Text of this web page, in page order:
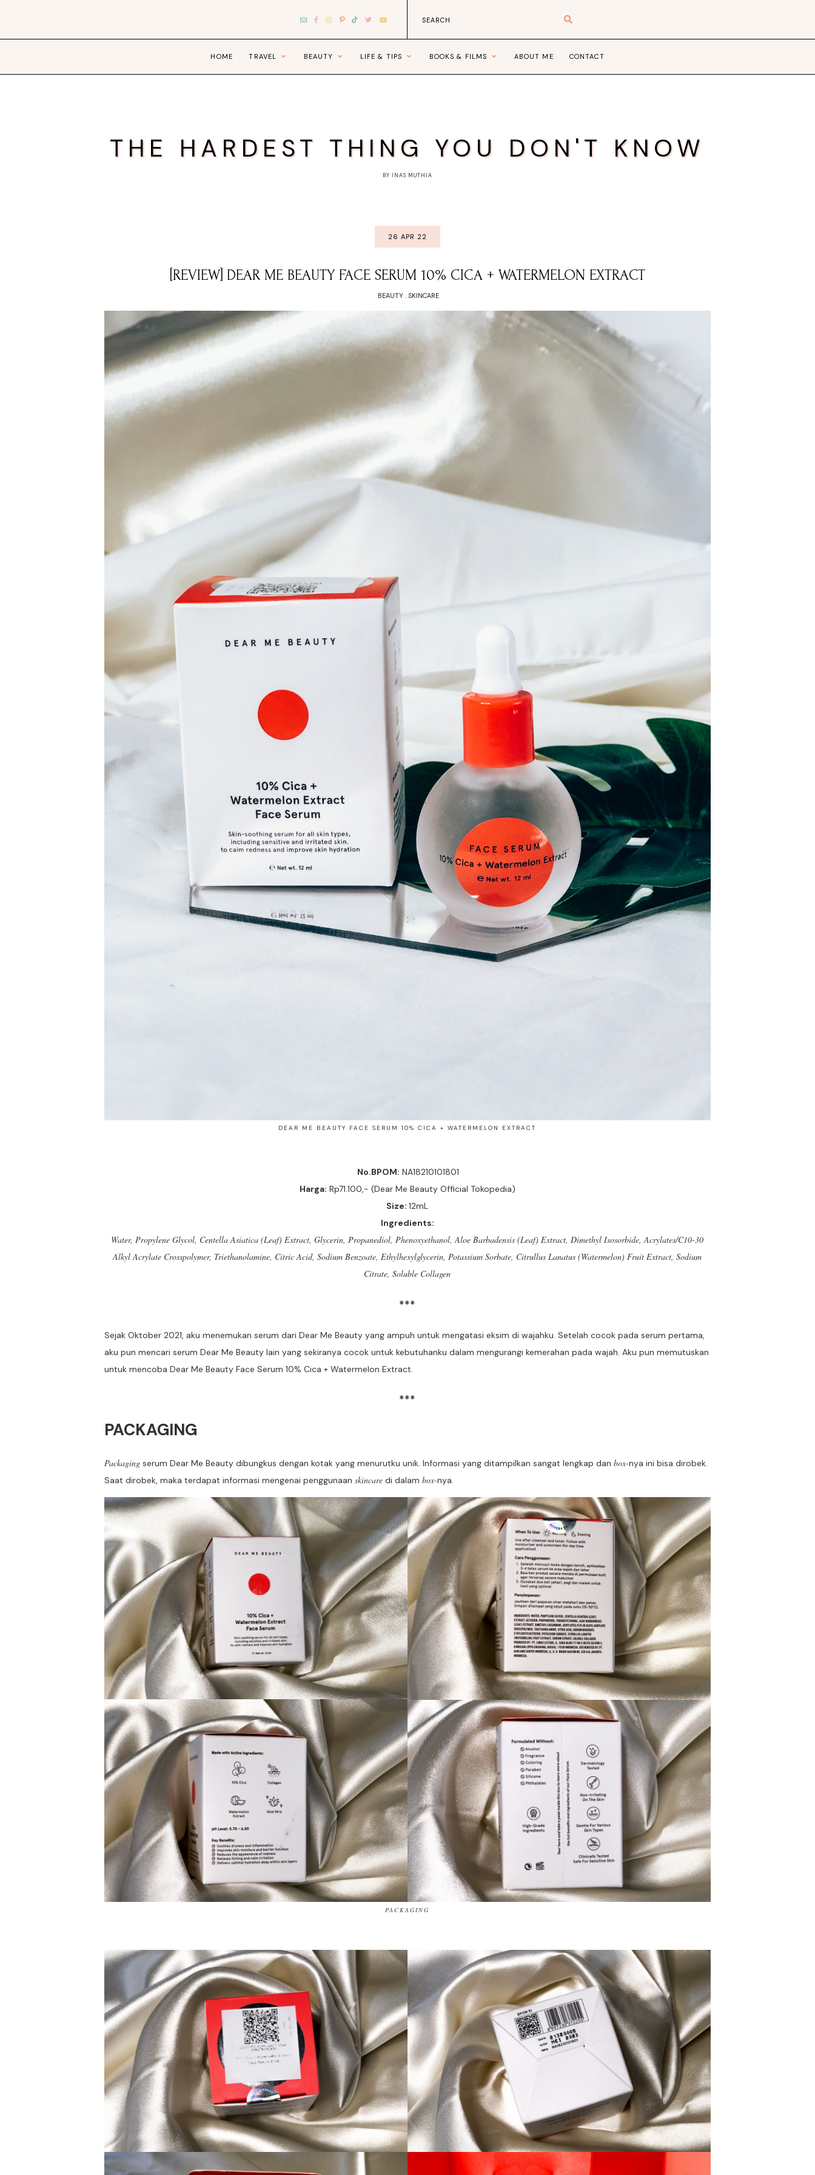
HOME TRAVEL BEAUTY LIFE & TIPS BOOKS & FILMS ABOUT ME CONTACT
THE HARDEST THING YOU DON'T KNOW
BY INAS MUTHIA
26 APR 22
[REVIEW] DEAR ME BEAUTY FACE SERUM 10% CICA + WATERMELON EXTRACT
BEAUTY .SKINCARE
DEAR ME BEAUTY FACE SERUM 10% CICA + WATERMELON EXTRACT
No.BPOM: NA18210101801
Harga: Rp71.100,- (Dear Me Beauty Official Tokopedia)
Size:12mL
Ingredients:
Water, Propylene Glycol, Centella Asiatica (Leaf) Extract, Glycerin, Propanediol, Phenoxyethanol, Aloe Barbadensis (Leaf) Extract, Dimethyl Isosorbide, Acrylates/​C10-30
Alkyl Acrylate Crosspolymer, Triethanolamine, Citric Acid, Sodium Benzoate, Ethylhexylglycerin, Potassium Sorbate, Citrullus Lanatus (Watermelon) Fruit Extract, Sodium
Citrate, Soluble Collagen
***
Sejak Oktober 2021, aku menemukan serum dari Dear Me Beauty yang ampuh untuk mengatasi eksim di wajahku. Setelah cocok pada serum pertama,
aku pun mencari serum Dear Me Beauty lain yang sekiranya cocok untuk kebutuhanku dalam mengurangi kemerahan pada wajah. Aku pun memutuskan
untuk mencoba Dear Me Beauty Face Serum 10% Cica + Watermelon Extract.
***
PACKAGING
Packaging serum Dear Me Beauty dibungkus dengan kotak yang menurutku unik. Informasi yang ditampilkan sangat lengkap dan box-nya ini bisa dirobek.
Saat dirobek, maka terdapat informasi mengenai penggunaan skincare di dalam box-nya.
PACKAGING